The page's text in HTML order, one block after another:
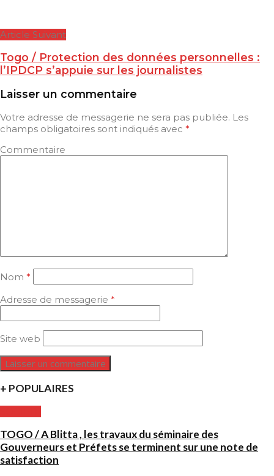
Article Suivant
Togo / Protection des données personnelles :
l’IPDCP s’appuie sur les journalistes
Laisser un commentaire
Votre adresse de messagerie ne sera pas publiée. Les
champs obligatoires sont indiqués avec *
Commentaire
Nom *
Adresse de messagerie *
Site web
+ POPULAIRES
TOGO / A Blitta , les travaux du séminaire des
Gouverneurs et Préfets se terminent sur une note de
satisfaction